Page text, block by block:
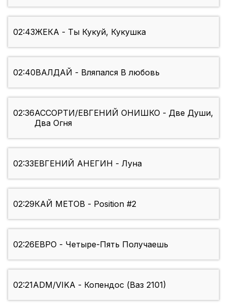
02:43ЖЕКА - Ты Кукуй, Кукушка
02:40ВАЛДАЙ - Вляпался В любовь
02:36АССОРТИ/ЕВГЕНИЙ ОНИШКО - Две Души,
Два Огня
02:33ЕВГЕНИЙ АНЕГИН - Луна
02:29КАЙ МЕТОВ - Position #2
02:26ЕВРО - Четыре-Пять Получаешь
02:21ADM/VIKA - Копендос (Ваз 2101)